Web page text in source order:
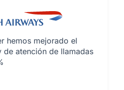
hemos mejorado el
de atención de llamadas